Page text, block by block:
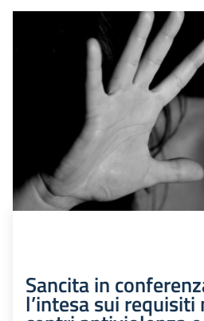
Sancita in
l’intesa sui